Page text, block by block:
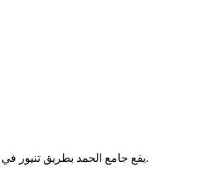
يقع جامع الحمد بطريق تنيور في منطقة سكيت الزيت بتونس. يُقام فيه الصلوات الخمس والجمعة.